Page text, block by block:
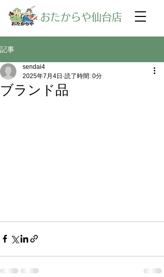
​おたからや仙台店
記事
ブランド品
sendai4
2025年7月4日 読了時間: 0分